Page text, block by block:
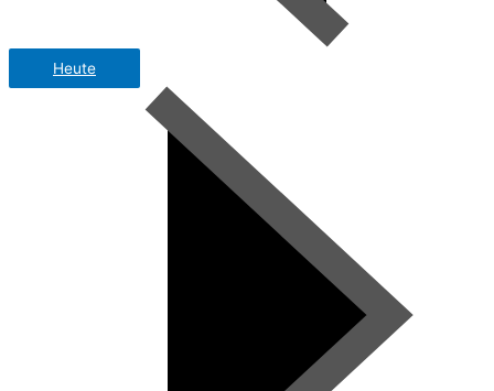
Heute